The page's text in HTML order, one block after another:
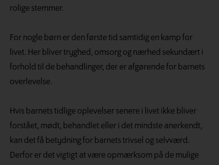
rolige stemmer.
For nogle børn er den første tid samtidig en kamp for
livet. Her bliver tryghed, omsorg og nærhed sekundært i
forhold til de behandlinger, der er afgørende for barnets
overlevelse.
Hvis barnets tidlige oplevelser senere i livet ikke bliver
forstået, mødt, behandlet eller i det mindste anerkendt,
kan det få betydning for barnets trivsel og selvværd.
Derfor er det vigtigt at være opmærksom på de mulige